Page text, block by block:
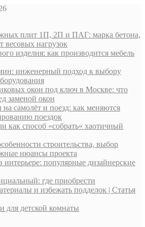
плит 1П, 2П и ПАГ: марка бетона,
весовых нагрузок
изделия: как производится мебель
инженерный подход к выбору
окон под ключ в Москве: что
заменой окон
самолёт и поезд: как меняются
поездок
как способ «собрать» хаотичный
строительства, выбор
нюансы проекта
популярные дизайнерские
где приобрести
и избежать подделок | Статья
для детской комнаты